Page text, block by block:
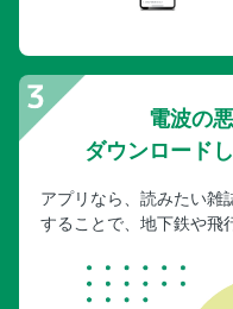
電波の
ダウンロード
アプリなら、読みたい雑
することで、地下鉄や飛